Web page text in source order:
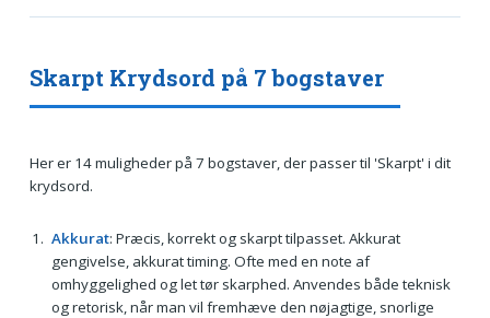
Skarpt Krydsord på 7 bogstaver
Her er 14 muligheder på 7 bogstaver, der passer til 'Skarpt' i dit
krydsord.
Akkurat: Præcis, korrekt og skarpt tilpasset. Akkurat
gengivelse, akkurat timing. Ofte med en note af
omhyggelighed og let tør skarphed. Anvendes både teknisk
og retorisk, når man vil fremhæve den nøjagtige, snorlige